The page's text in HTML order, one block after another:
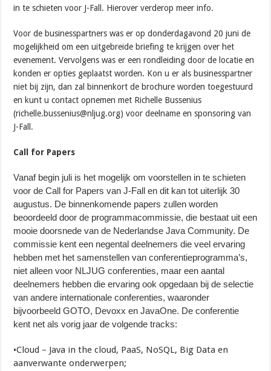
in te schieten voor J-Fall. Hierover verderop meer info.
Voor de businesspartners was er op donderdagavond 20 juni de
mogelijkheid om een uitgebreide briefing te krijgen over het
evenement. Vervolgens was er een rondleiding door de locatie en
konden er opties geplaatst worden. Kon u er als businesspartner
niet bij zijn, dan zal binnenkort de brochure worden toegestuurd
en kunt u contact opnemen met Richelle Bussenius
(richelle.bussenius@nljug.org) voor deelname en sponsoring van
J-Fall.
Call for Papers
Vanaf begin juli is het mogelijk om voorstellen in te schieten
voor de Call for Papers van J-Fall en dit kan tot uiterlijk 30
augustus. De binnenkomende papers zullen worden
beoordeeld door de programmacommissie, die bestaat uit een
mooie doorsnede van de Nederlandse Java Community. De
commissie kent een negental deelnemers die veel ervaring
hebben met het samenstellen van conferentieprogramma’s,
niet alleen voor NLJUG conferenties, maar een aantal
deelnemers hebben die ervaring ook opgedaan bij de selectie
van andere internationale conferenties, waaronder
bijvoorbeeld GOTO, Devoxx en JavaOne. De conferentie
kent net als vorig jaar de volgende tracks:
•Cloud – Java in the cloud, PaaS, NoSQL, Big Data en
aanverwante onderwerpen;